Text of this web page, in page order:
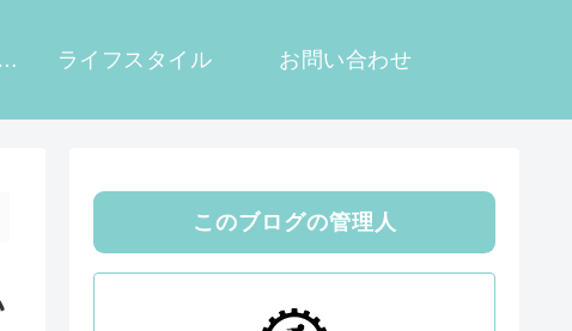
バイクインプレッション ライフスタイル お問い合わせ
このブログの管理人